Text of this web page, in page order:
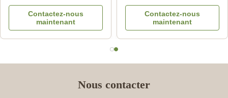
couleur pour faire la
cuvette/plat haute
résistance de liaison
Contactez-nous
maintenant
préparer la mélamine de
dishware plaque la
mélamine de saladier
Contactez-nous
maintenant
Nous contacter